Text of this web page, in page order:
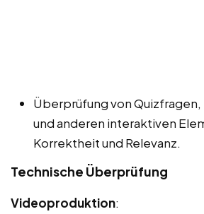
Überprüfung von
und anderen interaktiven
Korrektheit und Relevanz.
Technische Überprüfung
Videoproduktion: